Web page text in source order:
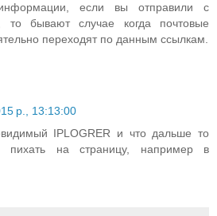
если вы отправили с
бывают случае когда почтовые
переходят по данным ссылкам.
р., 13:13:00
IPLOGRER и что дальше то
пихать на страницу, например в